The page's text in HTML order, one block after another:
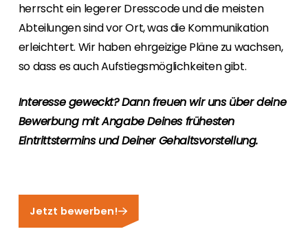
herrscht ein legerer Dresscode und die meisten
Abteilungen sind vor Ort, was die Kommunikation
erleichtert. Wir haben ehrgeizige Pläne zu wachsen,
so dass es auch Aufstiegsmöglichkeiten gibt.
Interesse geweckt? Dann freuen wir uns über deine
Bewerbung mit Angabe Deines frühesten
Eintrittstermins und Deiner Gehaltsvorstellung.
Jetzt bewerben!